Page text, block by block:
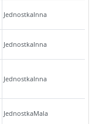
JednostkaInna
JednostkaInna
JednostkaInna
JednostkaMala